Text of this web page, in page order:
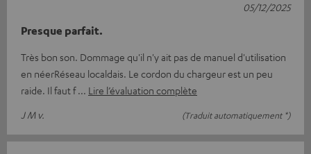
Presque parfait.
Très bon son. Dommage qu'il n'y ait pas de manuel d'utilisation
en néerRéseau localdais. Le cordon du chargeur est un peu
raide. Il faut f
Lire l’évaluation complète
J M v.
(Traduit automatiquement *)
05/12/2025